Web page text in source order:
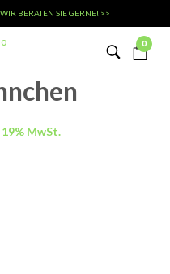
BERATEN SIE GERNE! >>
0